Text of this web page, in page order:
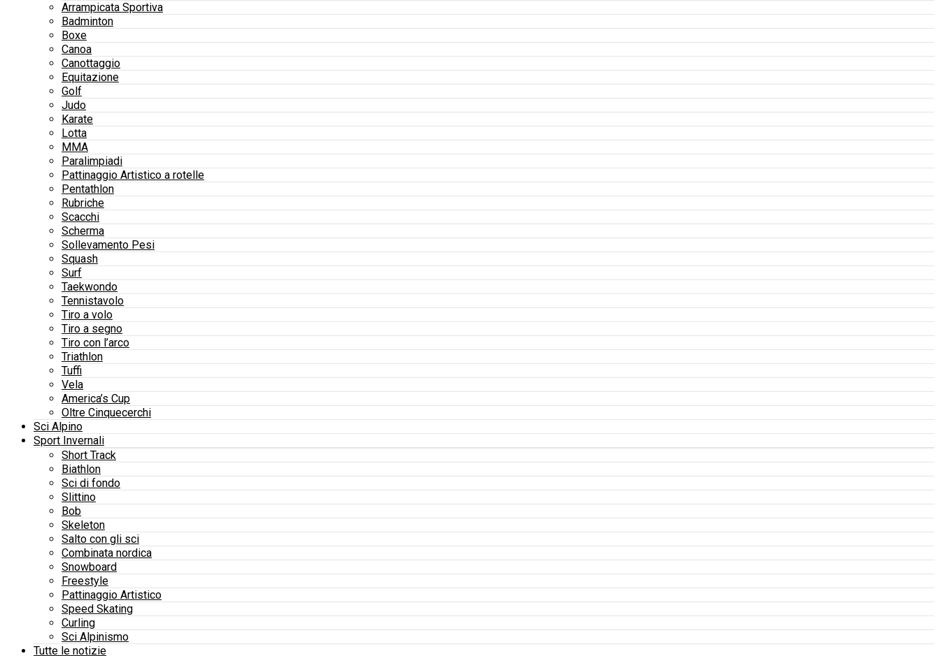
Arrampicata Sportiva
Badminton
Boxe
Canoa
Canottaggio
Equitazione
Golf
Judo
Karate
Lotta
MMA
Paralimpiadi
Pattinaggio Artistico a rotelle
Pentathlon
Rubriche
Scacchi
Scherma
Sollevamento Pesi
Squash
Surf
Taekwondo
Tennistavolo
Tiro a volo
Tiro a segno
Tiro con l’arco
Triathlon
Tuffi
Vela
America’s Cup
Oltre Cinquecerchi
Sci Alpino
Sport Invernali
Short Track
Biathlon
Sci di fondo
Slittino
Bob
Skeleton
Salto con gli sci
Combinata nordica
Snowboard
Freestyle
Pattinaggio Artistico
Speed Skating
Curling
Sci Alpinismo
Tutte le notizie